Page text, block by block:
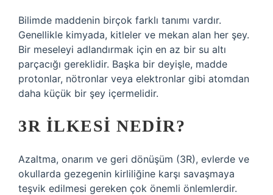
Bilimde maddenin birçok farklı tanımı vardır.
Genellikle kimyada, kitleler ve mekan alan her şey.
Bir meseleyi adlandırmak için en az bir su altı
parçacığı gereklidir. Başka bir deyişle, madde
protonlar, nötronlar veya elektronlar gibi atomdan
daha küçük bir şey içermelidir.
3R ILKESI NEDIR?
Azaltma, onarım ve geri dönüşüm (3R), evlerde ve
okullarda gezegenin kirliliğine karşı savaşmaya
teşvik edilmesi gereken çok önemli önlemlerdir.